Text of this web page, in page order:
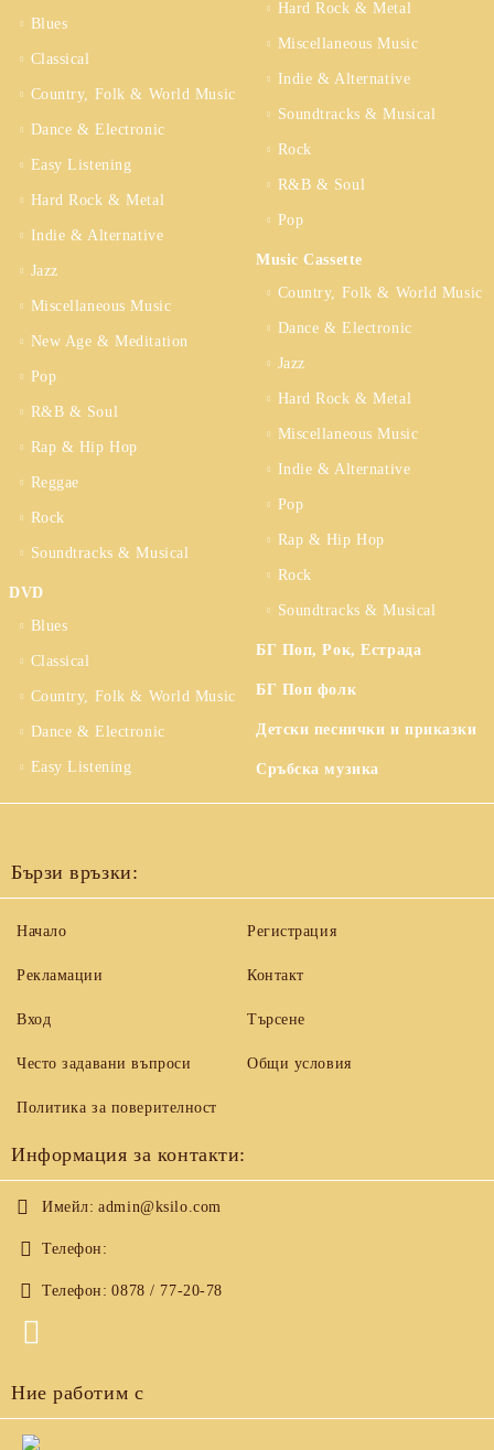
Blues
Classical
Country, Folk & World Music
Dance & Electronic
Easy Listening
Hard Rock & Metal
Indie & Alternative
Jazz
Miscellaneous Music
New Age & Meditation
Pop
R&B & Soul
Rap & Hip Hop
Reggae
Rock
Soundtracks & Musical
DVD
Blues
Classical
Country, Folk & World Music
Dance & Electronic
Easy Listening
Hard Rock & Metal
Miscellaneous Music
Indie & Alternative
Soundtracks & Musical
Rock
R&B & Soul
Pop
Music Cassette
Country, Folk & World Music
Dance & Electronic
Jazz
Hard Rock & Metal
Miscellaneous Music
Indie & Alternative
Pop
Rap & Hip Hop
Rock
Soundtracks & Musical
БГ Поп, Рок, Естрада
БГ Поп фолк
Детски песнички и приказки
Сръбска музика
Бързи връзки:
Начало
Рекламации
Вход
Често задавани въпроси
Регистрация
Контакт
Търсене
Общи условия
Политика за поверителност
Информация за контакти:
Имейл: admin@ksilo.com
Телефон:
Телефон: 0878 / 77-20-78
Ние работим с